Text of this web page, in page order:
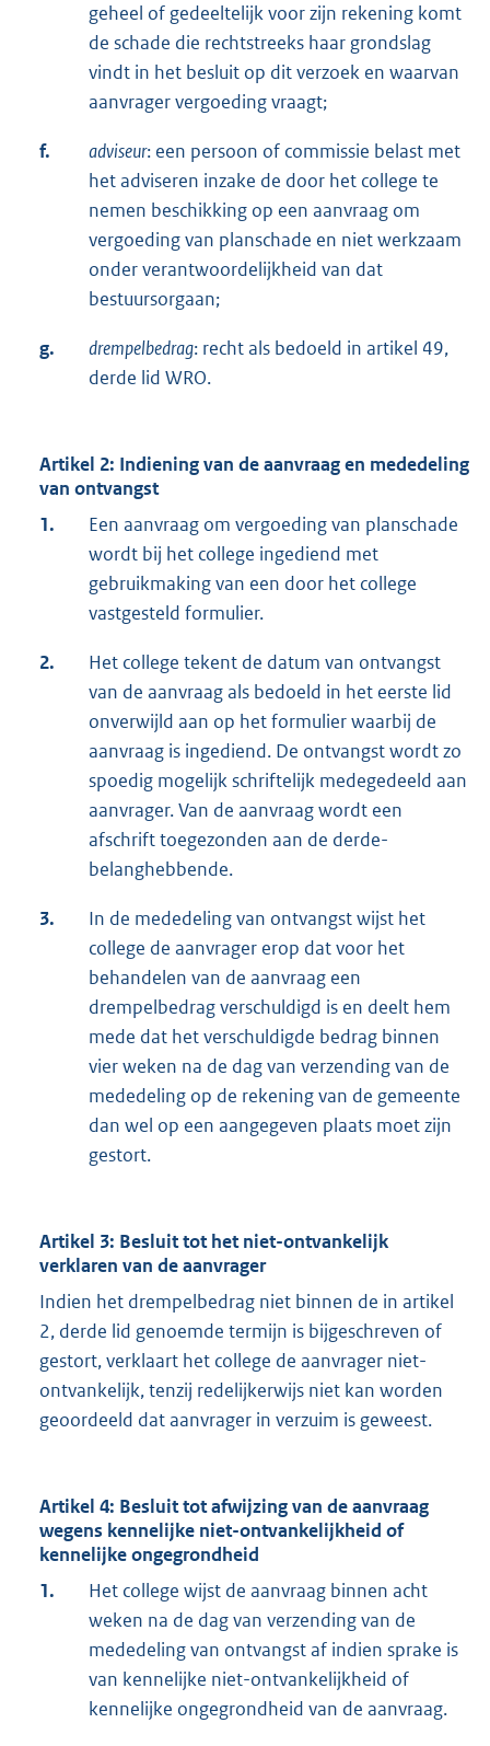
geheel of gedeeltelijk voor zijn rekening komt
de schade die rechtstreeks haar grondslag
vindt in het besluit op dit verzoek en waarvan
aanvrager vergoeding vraagt;
f. adviseur: een persoon of commissie belast met
het adviseren inzake de door het college te
nemen beschikking op een aanvraag om
vergoeding van planschade en niet werkzaam
onder verantwoordelijkheid van dat
bestuursorgaan;
g. drempelbedrag: recht als bedoeld in artikel 49,
derde lid WRO.
Artikel 2: Indiening van de aanvraag en mededeling
van ontvangst
1.
Een aanvraag om vergoeding van planschade
wordt bij het college ingediend met
gebruikmaking van een door het college
vastgesteld formulier.
2.
Het college tekent de datum van ontvangst
van de aanvraag als bedoeld in het eerste lid
onverwijld aan op het formulier waarbij de
aanvraag is ingediend. De ontvangst wordt zo
spoedig mogelijk schriftelijk medegedeeld aan
aanvrager. Van de aanvraag wordt een
afschrift toegezonden aan de derde-
belanghebbende.
3.
In de mededeling van ontvangst wijst het
college de aanvrager erop dat voor het
behandelen van de aanvraag een
drempelbedrag verschuldigd is en deelt hem
mede dat het verschuldigde bedrag binnen
vier weken na de dag van verzending van de
mededeling op de rekening van de gemeente
dan wel op een aangegeven plaats moet zijn
gestort.
Artikel 3: Besluit tot het niet-ontvankelijk
verklaren van de aanvrager
Indien het drempelbedrag niet binnen de in artikel
2, derde lid genoemde termijn is bijgeschreven of
gestort, verklaart het college de aanvrager niet-
ontvankelijk, tenzij redelijkerwijs niet kan worden
geoordeeld dat aanvrager in verzuim is geweest.
Artikel 4: Besluit tot afwijzing van de aanvraag
wegens kennelijke niet-ontvankelijkheid of
kennelijke ongegrondheid
1.
Het college wijst de aanvraag binnen acht
weken na de dag van verzending van de
mededeling van ontvangst af indien sprake is
van kennelijke niet-ontvankelijkheid of
kennelijke ongegrondheid van de aanvraag.